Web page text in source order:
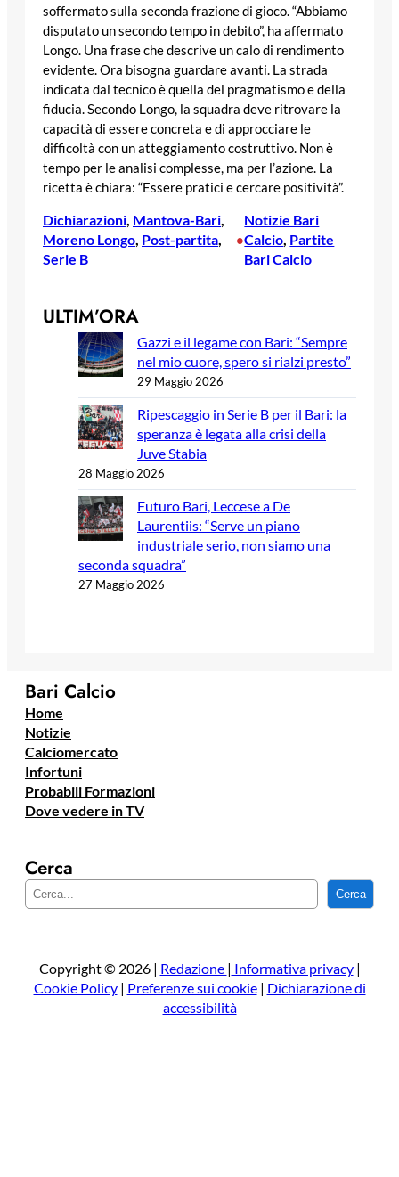
soffermato sulla seconda frazione di gioco. “Abbiamo
disputato un secondo tempo in debito”, ha affermato
Longo. Una frase che descrive un calo di rendimento
evidente. Ora bisogna guardare avanti. La strada
indicata dal tecnico è quella del pragmatismo e della
fiducia. Secondo Longo, la squadra deve ritrovare la
capacità di essere concreta e di approcciare le
difficoltà con un atteggiamento costruttivo. Non è
tempo per le analisi complesse, ma per l’azione. La
ricetta è chiara: “Essere pratici e cercare positività”.
Dichiarazioni, Mantova-Bari
Moreno Longo, Post-partita
Serie B
•
Notizie Bari
Calcio, Partite
Bari Calcio
ULTIM’ORA
Gazzi e il legame con Bari: “Sempre
nel mio cuore, spero si rialzi presto”
29 Maggio 2026
Ripescaggio in Serie B per il Bari: la
speranza è legata alla crisi della
Juve Stabia
28 Maggio 2026
Futuro Bari, Leccese a De
Laurentiis: “Serve un piano
industriale serio, non siamo una
seconda squadra”
27 Maggio 2026
Bari Calcio
Home
Notizie
Calciomercato
Infortuni
Probabili Formazioni
Dove vedere in TV
Cerca
e
a
Cerca
Copyright © 2026 | Redazione | Informativa privacy|
Cookie Policy| Preferenze sui cookie| Dichiarazione di
accessibilità